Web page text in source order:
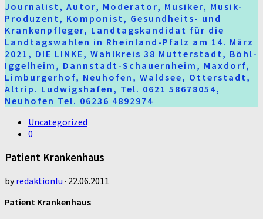
Journalist, Autor, Moderator, Musiker, Musik-
Produzent, Komponist, Gesundheits- und
Krankenpfleger, Landtagskandidat für die
Landtagswahlen in Rheinland-Pfalz am 14. März
2021, DIE LINKE, Wahlkreis 38 Mutterstadt, Böhl-
Iggelheim, Dannstadt-Schauernheim, Maxdorf,
Limburgerhof, Neuhofen, Waldsee, Otterstadt,
Altrip. Ludwigshafen, Tel. 0621 58678054,
Neuhofen Tel. 06236 4892974
Uncategorized
0
Patient Krankenhaus
byredaktionlu · 22.06.2011
Patient Krankenhaus